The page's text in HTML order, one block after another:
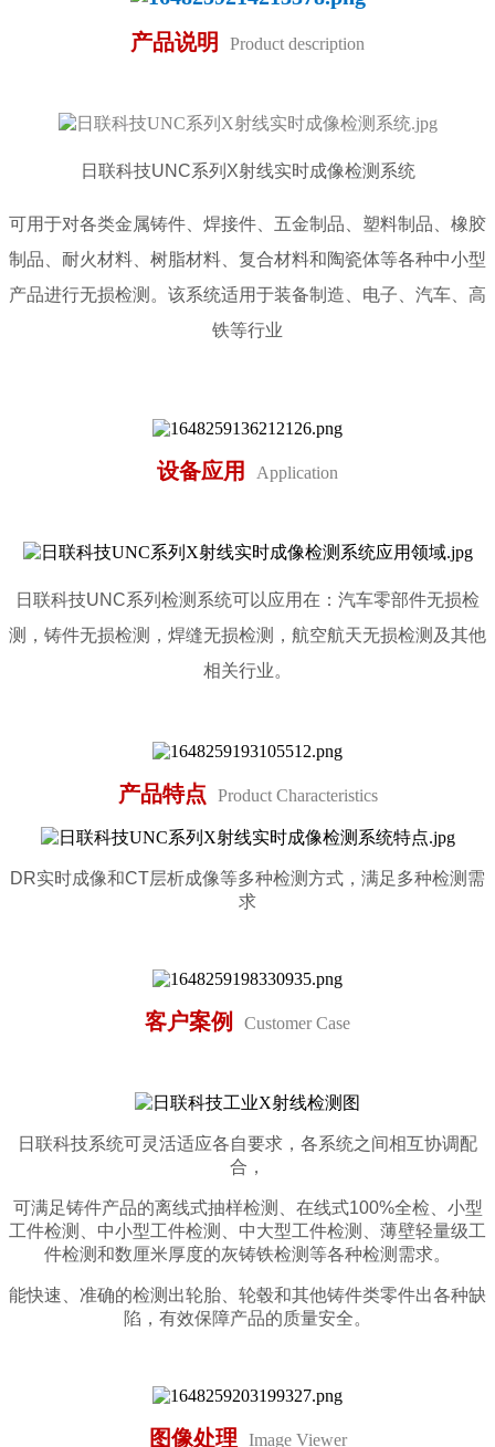
产品说明 Product description
日联科技UNC系列X射线实时成像检测系统
可用于对各类金属铸件、焊接件、五金制品、塑料制品、橡胶
制品、耐火材料、树脂材料、复合材料和陶瓷体等各种中小型
产品进行无损检测。该系统适用于装备制造、电子、汽车、高
铁等行业
设备应用 Application
日联科技UNC系列检测系统可以应用在：汽车零部件无损检
测，铸件无损检测，焊缝无损检测，航空航天无损检测及其他
相关行业。
产品特点 Product Characteristics
DR实时成像和CT层析成像等多种检测方式，满足多种检测需
求
客户案例 Customer Case
日联科技系统可灵活适应各自要求，各系统之间相互协调配
合，
可满足铸件产品的离线式抽样检测、在线式100%全检、小型
工件检测、中小型工件检测、中大型工件检测、薄壁轻量级工
件检测和数厘米厚度的灰铸铁检测等各种检测需求。
能快速、准确的检测出轮胎、轮毂和其他铸件类零件出各种缺
陷，有效保障产品的质量安全。
图像处理 Image Viewer